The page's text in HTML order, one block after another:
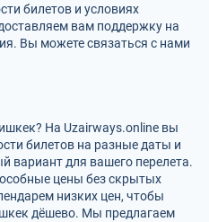
билетов и условиях
вам поддержку на
Вы можете связаться с нами
На Uzairways.online вы
билетов на разные даты и
вариант для вашего перелета.
цены без скрытых
низких цен, чтобы
дёшево. Мы предлагаем